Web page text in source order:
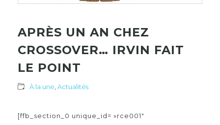
APRÈS UN AN CHEZ
CROSSOVER… IRVIN FAIT
LE POINT
À la une Actualités
[ffb_section_0 unique_id= »rce001″